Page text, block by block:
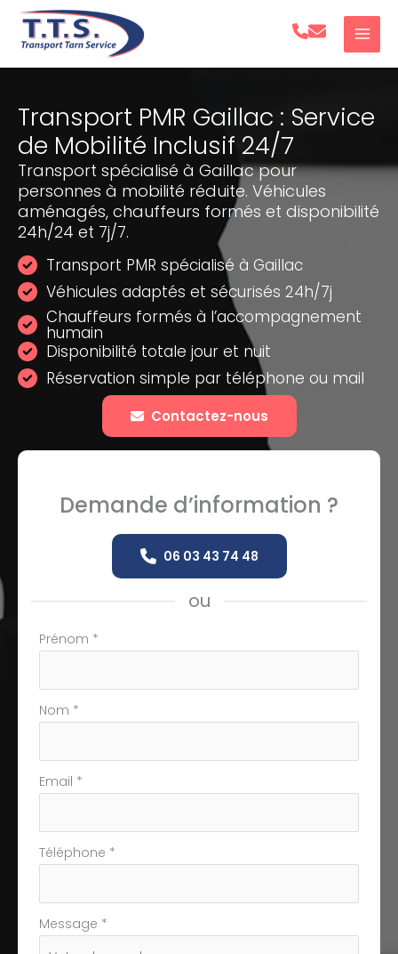
Aller
Transport PMR Gaillac : Service
de Mobilité Inclusif 24/7
Transport spécialisé à Gaillac pour
personnes à mobilité réduite. Véhicules
aménagés, chauffeurs formés et disponibilité
24h/24 et 7j/7.
Transport PMR spécialisé à Gaillac
Véhicules adaptés et sécurisés 24h/7j
Chauffeurs formés à l’accompagnement
humain
Disponibilité totale jour et nuit
Réservation simple par téléphone ou mail
Contactez-nous
Demande d’information ?
06 03 43 74 48
ou
Formulaire
téléphone
Prénom *
Nom *
Email *
Téléphone *
Message *